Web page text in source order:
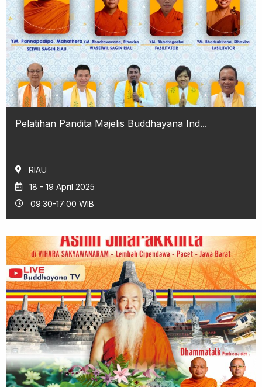
Pelatihan Pandita Majelis Buddhayana Ind...
RIAU
18 - 19 April 2025
09:30-17:00 WIB